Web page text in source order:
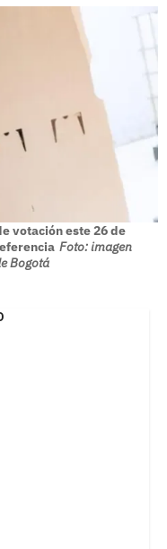
votación este 26 de
Foto: imagen
Bogotá